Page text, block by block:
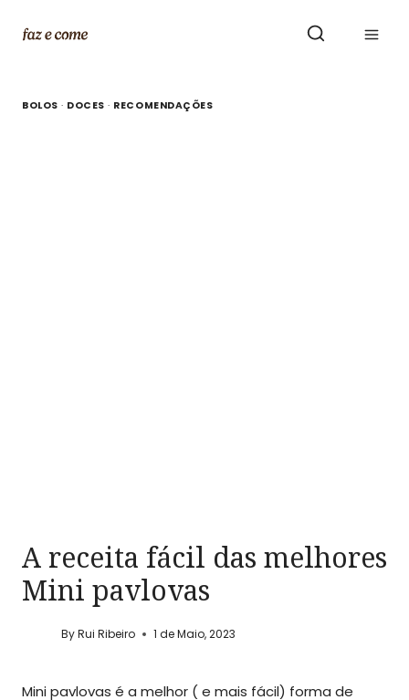
BOLOS · DOCES · RECOMENDAÇÕES
A receita fácil das melhores
Mini pavlovas
ByRui Ribeiro 1 de Maio, 2023
Mini pavlovas é a melhor ( e mais fácil) forma de